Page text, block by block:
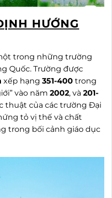
HƯỚNG
trong những trường
Quốc. Trường được
xếp hạng 351-400 trong
vào năm 2002, và 201-
thuật của các trường Đại
tỏ vị thế và chất
trong bối cảnh giáo dục